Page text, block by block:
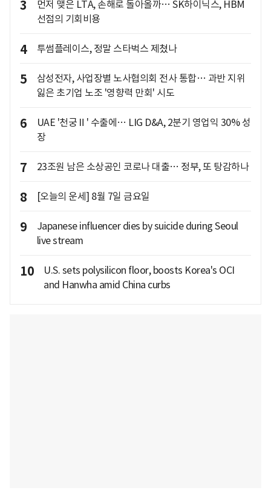
3
먼저 맺은 LTA, 손해로 돌아올까… SK하이닉스, HBM
선점의 기회비용
4 투썸플레이스, 정말 스타벅스 제쳤나
5
삼성전자, 사업장별 노사협의회 전사 통합… 과반 지위
잃은 초기업 노조 '영향력 만회' 시도
6
UAE '천궁Ⅱ' 수출에… LIG D&A, 2분기 영업익 30% 성
장
7 23조원 남은 소상공인 코로나 대출… 정부, 또 탕감하나
8 [오늘의 운세] 8월 7일 금요일
9
Japanese influencer dies by suicide during Seoul
live stream
10
U.S. sets polysilicon floor, boosts Korea's OCI
and Hanwha amid China curbs